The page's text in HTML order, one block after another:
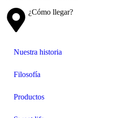
¿Cómo llegar?
Nuestra historia
Filosofía
Productos